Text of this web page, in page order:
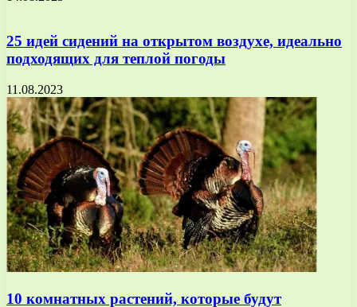
25 идей сидений на открытом воздухе, идеально
подходящих для теплой погоды
11.08.2023
10 комнатных растений, которые будут